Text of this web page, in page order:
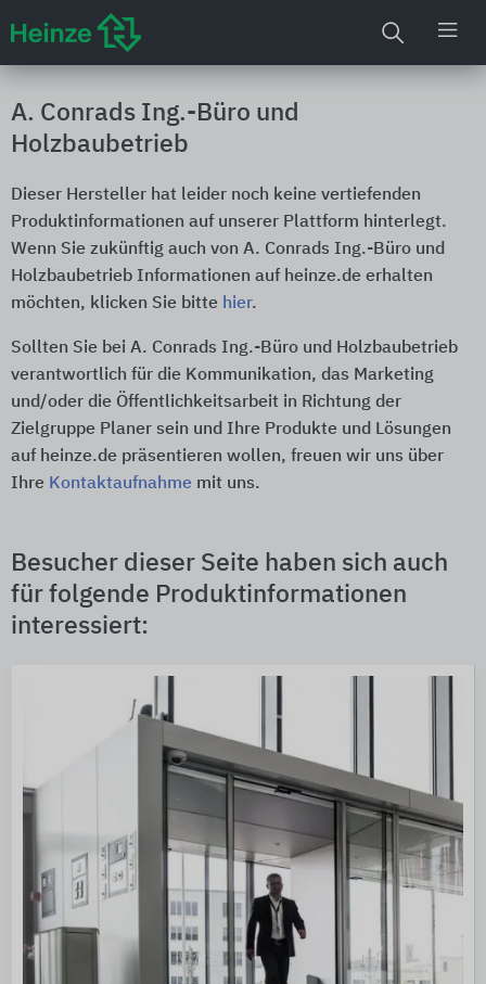
A. Conrads Ing.-Büro und
Holzbaubetrieb
Dieser Hersteller hat leider noch keine vertiefenden
Produktinformationen auf unserer Plattform hinterlegt.
Wenn Sie zukünftig auch von A. Conrads Ing.-Büro und
Holzbaubetrieb Informationen auf heinze.de erhalten
möchten, klicken Sie bitte hier.
Sollten Sie bei A. Conrads Ing.-Büro und Holzbaubetrieb
verantwortlich für die Kommunikation, das Marketing
und/oder die Öffentlichkeitsarbeit in Richtung der
Zielgruppe Planer sein und Ihre Produkte und Lösungen
auf heinze.de präsentieren wollen, freuen wir uns über
Ihre Kontaktaufnahme mit uns.
Besucher dieser Seite haben sich auch
für folgende Produktinformationen
interessiert: